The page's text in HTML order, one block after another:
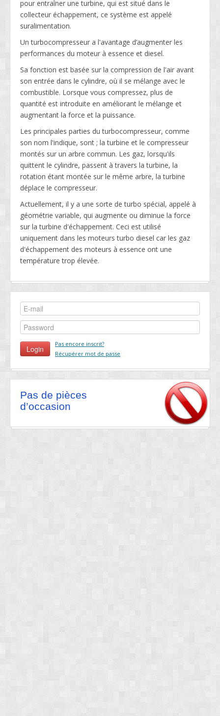
pour entraîner une turbine, qui est situé dans le
collecteur échappement, ce système est appelé
suralimentation.
Un turbocompresseur a l'avantage d’augmenter les
performances du moteur à essence et diesel.
Sa fonction est basée sur la compression de l'air avant
son entrée dans le cylindre, où il se mélange avec le
combustible. Lorsque vous compressez, plus de
quantité est introduite en améliorant le mélange et
augmentant la force et la puissance.
Les principales parties du turbocompresseur, comme
son nom l'indique, sont ; la turbine et le compresseur
montés sur un arbre commun. Les gaz, lorsqu'ils
quittent le cylindre, passent à travers la turbine, la
rotation étant montée sur le même arbre, la turbine
déplace le compresseur.
Actuellement, il y a une sorte de turbo spécial, appelé à
géométrie variable, qui augmente ou diminue la force
sur la turbine d'échappement. Ceci est utilisé
uniquement dans les moteurs turbo diesel car les gaz
d'échappement des moteurs à essence ont une
température trop élevée.
Pas encore inscrit?
Récupérer mot de passe
Pas de pièces
d’occasion